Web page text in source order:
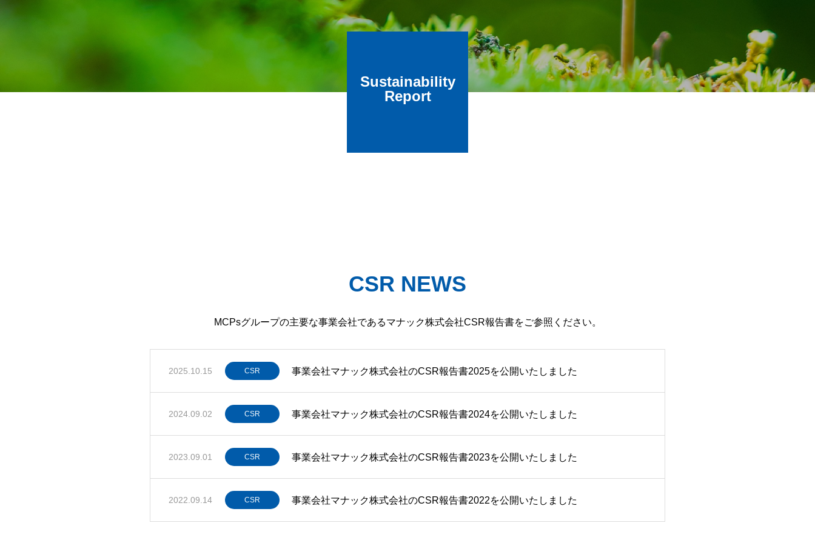
Sustainability
Report
CSR NEWS
MCPsグループの主要な事業会社であるマナック株式会社CSR報告書をご参照ください。
2025.10.15 CSR 事業会社マナック株式会社のCSR報告書2025を公開いたしました
2024.09.02 CSR 事業会社マナック株式会社のCSR報告書2024を公開いたしました
2023.09.01 CSR 事業会社マナック株式会社のCSR報告書2023を公開いたしました
2022.09.14 CSR 事業会社マナック株式会社のCSR報告書2022を公開いたしました